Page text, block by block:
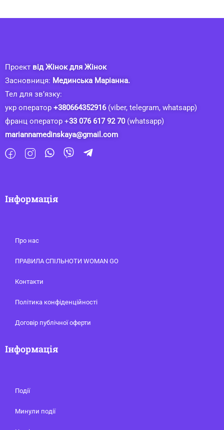
Проект від Жінок для Жінок
Засновниця: Мединська Маріанна.
Тел для зв’язку:
укр оператор +380664352916(viber, telegram, whatsapp)
франц оператор +33 076 617 92 70(whatsapp)
mariannamedinskaya@gmail.com
Інформація
Про нас
ПРАВИЛА СПІЛЬНОТИ WOMAN GO
Контакти
Політика конфіденційності
Договір публічної оферти
Інформація
Події
Минули події